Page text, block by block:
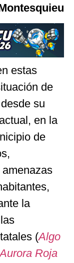
estas
de
su
en la
de
la
(Algo
Roja